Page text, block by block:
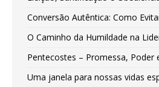
Conversão Autêntica: Como
O Caminho da Humildade na
Pentecostes – Promessa, Poder
Uma janela para nossas vidas